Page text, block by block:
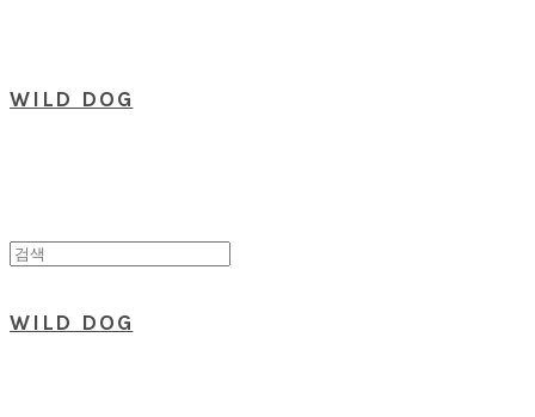
WILD DOG
WILD DOG